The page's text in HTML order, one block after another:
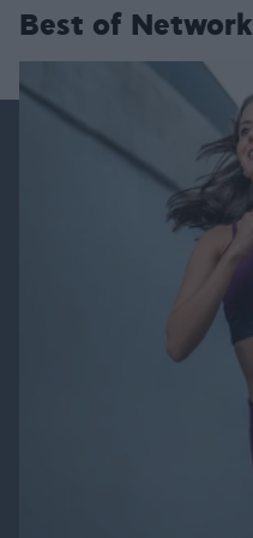
Best of Network